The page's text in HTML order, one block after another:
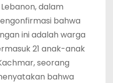
dalam
bahwa
ini adalah warga
21 anak-anak
seorang
bahwa